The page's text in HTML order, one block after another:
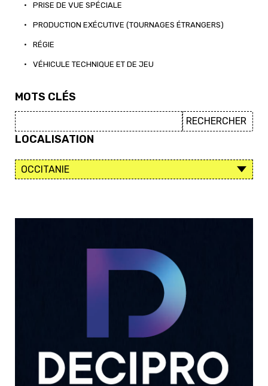
• PRISE DE VUE SPÉCIALE
• PRODUCTION EXÉCUTIVE (TOURNAGES ÉTRANGERS)
• RÉGIE
• VÉHICULE TECHNIQUE ET DE JEU
MOTS CLÉS
LOCALISATION